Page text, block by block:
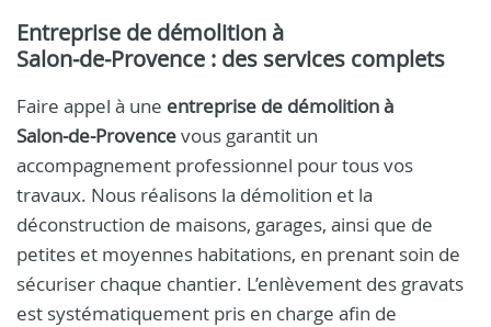
Entreprise de démolition à
Salon‑de‑Provence : des services complets
Faire appel à une entreprise de démolition à
Salon‑de‑Provencevous garantit un
accompagnement professionnel pour tous vos
travaux. Nous réalisons la démolition et la
déconstruction de maisons, garages, ainsi que de
petites et moyennes habitations, en prenant soin de
sécuriser chaque chantier. L’enlèvement des gravats
est systématiquement pris en charge afin de